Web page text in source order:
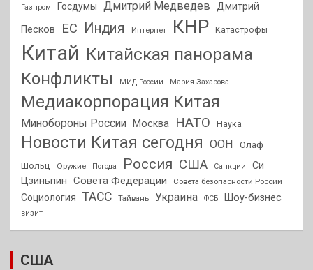
Газпром Госдумы Дмитрий Медведев Дмитрий
Песков
ЕС Индия Интернет КНР Катастрофы
Китай Китайская панорама
Конфликты
МИД России Мария Захарова
Медиакорпорация Китая
Минобороны России Москва НАТО Наука
Новости Китая сегодня ООН
Олаф
Шольц
Оружие Погода Россия США Санкции
Си
Цзиньпин Совета Федерации Совета безопасности России
Социология ТАСС Тайвань Украина ФСБ Шоу-бизнес
визит
США